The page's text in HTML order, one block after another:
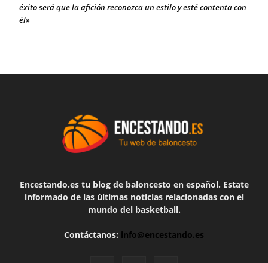
éxito será que la afición reconozca un estilo y esté contenta con
él»
Encestando.es tu blog de baloncesto en español. Estate
informado de las últimas noticias relacionadas con el
mundo del basketball.
Contáctanos: info@encestando.es